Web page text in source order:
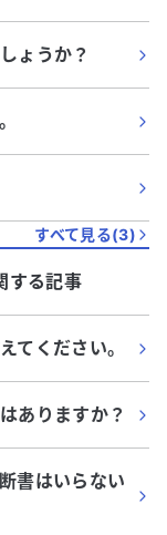
ょうか？
すべて見る(3)
する記事
てください。
ありますか？
書はいらない